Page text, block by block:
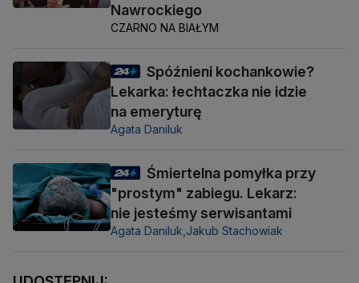
Nawrockiego
CZARNO NA BIAŁYM
Spóźnieni kochankowie?
Lekarka: łechtaczka nie idzie
na emeryturę
Agata Daniluk
Śmiertelna pomyłka przy
"prostym" zabiegu. Lekarz:
nie jesteśmy serwisantami
Agata Daniluk,Jakub Stachowiak